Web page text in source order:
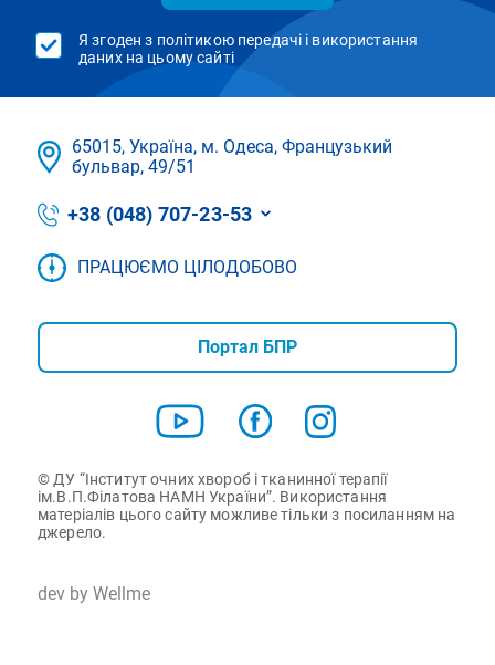
Я згоден з політикою передачі і використання
даних на цьому сайті
65015, Україна, м. Одеса, Французький
бульвар, 49/51
+38 (048) 707-23-53
ПРАЦЮЄМО ЦІЛОДОБОВО
Портал БПР
© ДУ “Інститут очних хвороб і тканинної терапії
ім.В.П.Філатова НАМН України”. Використання
матеріалів цього сайту можливе тільки з посиланням на
джерело.
dev by Wellme